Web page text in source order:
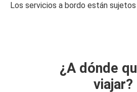
Los servicios a bordo están
¿A dónde
viajar?